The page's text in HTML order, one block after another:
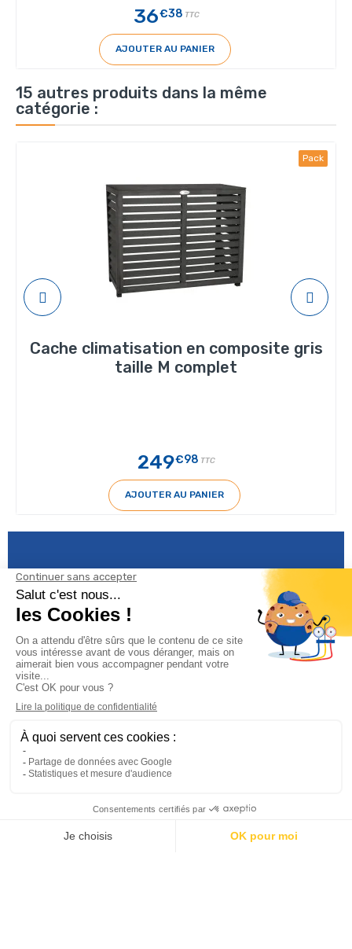
36€38 TTC
AJOUTER AU PANIER
15 autres produits dans la même
catégorie :
Pack
Cache climatisation en composite gris
taille M complet
249€98 TTC
AJOUTER AU PANIER
Informations
Climservice
Informations